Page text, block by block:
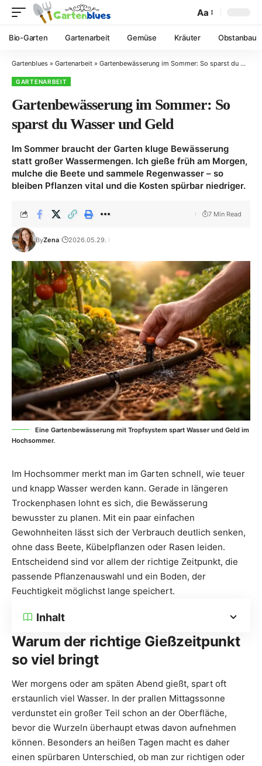
Aa
Bio-Garten Gartenarbeit Gemüse Kräuter Obstanbau
Gartenblues » Gartenarbeit » Gartenbewässerung im Sommer: So sparst du Wasser und Geld
GARTENARBEIT
Gartenbewässerung im Sommer: So
sparst du Wasser und Geld
Im Sommer braucht der Garten kluge Bewässerung
statt großer Wassermengen. Ich gieße früh am Morgen,
mulche die Beete und sammele Regenwasser – so
bleiben Pflanzen vital und die Kosten spürbar niedriger.
ByZena 2026.05.29.
7 Min Read
Eine Gartenbewässerung mit Tropfsystem spart Wasser und Geld im
Hochsommer.
Im Hochsommer merkt man im Garten schnell, wie teuer
und knapp Wasser werden kann. Gerade in längeren
Trockenphasen lohnt es sich, die Bewässerung
bewusster zu planen. Mit ein paar einfachen
Gewohnheiten lässt sich der Verbrauch deutlich senken,
ohne dass Beete, Kübelpflanzen oder Rasen leiden.
Entscheidend sind vor allem der richtige Zeitpunkt, die
passende Pflanzenauswahl und ein Boden, der
Feuchtigkeit möglichst lange speichert.
Inhalt
Warum der richtige Gießzeitpunkt
so viel bringt
Wer morgens oder am späten Abend gießt, spart oft
erstaunlich viel Wasser. In der prallen Mittagssonne
verdunstet ein großer Teil schon an der Oberfläche,
bevor die Wurzeln überhaupt etwas davon aufnehmen
können. Besonders an heißen Tagen macht es daher
einen spürbaren Unterschied, ob man zur richtigen oder